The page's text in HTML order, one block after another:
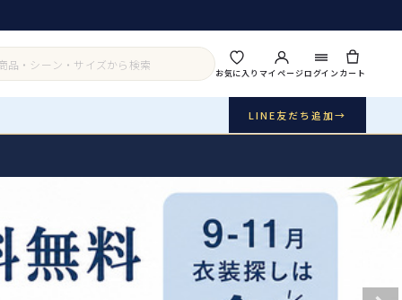
お気に入りマイページログインカート
LINE友だち追加→
07 販売・共通のご案内
品質・返品・お手入れ